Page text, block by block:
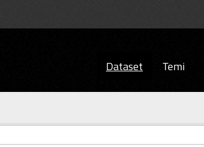
Dataset Temi